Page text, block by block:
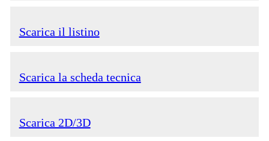
Scarica il listino
Scarica la scheda tecnica
Scarica 2D/3D